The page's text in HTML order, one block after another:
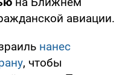
авиации.
нанес
, чтобы